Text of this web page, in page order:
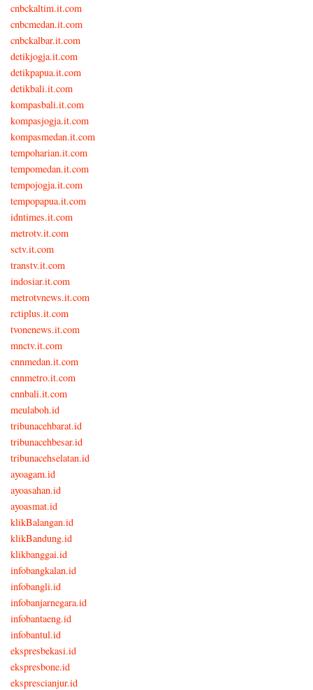
cnbckaltim.it.com
cnbcmedan.it.com
cnbckalbar.it.com
detikjogja.it.com
detikpapua.it.com
detikbali.it.com
kompasbali.it.com
kompasjogja.it.com
kompasmedan.it.com
tempoharian.it.com
tempomedan.it.com
tempojogja.it.com
tempopapua.it.com
idntimes.it.com
metrotv.it.com
sctv.it.com
transtv.it.com
indosiar.it.com
metrotvnews.it.com
rctiplus.it.com
tvonenews.it.com
mnctv.it.com
cnnmedan.it.com
cnnmetro.it.com
cnnbali.it.com
meulaboh.id
tribunacehbarat.id
tribunacehbesar.id
tribunacehselatan.id
ayoagam.id
ayoasahan.id
ayoasmat.id
klikBalangan.id
klikBandung.id
klikbanggai.id
infobangkalan.id
infobangli.id
infobanjarnegara.id
infobantaeng.id
infobantul.id
ekspresbekasi.id
ekspresbone.id
eksprescianjur.id